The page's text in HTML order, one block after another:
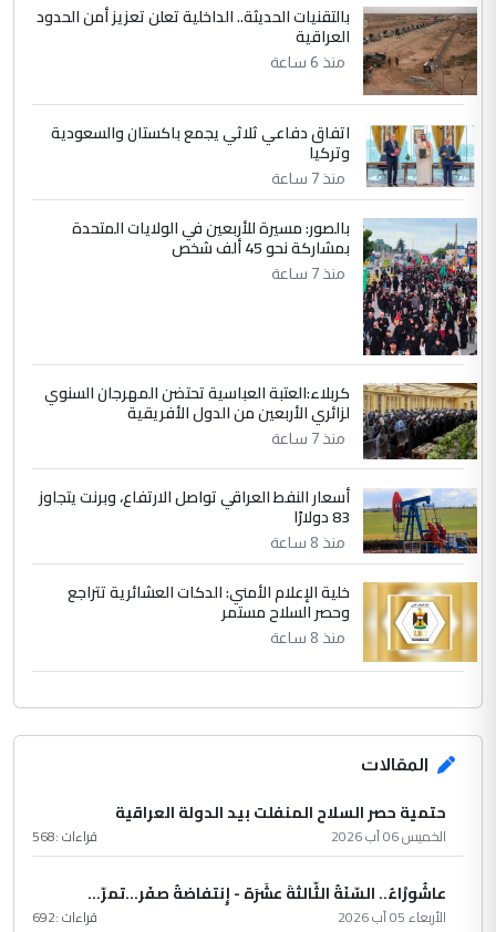
ابا فرات ...
الموضوع :
الجواهري يرد على صدام حسين سل
مضجعيك يابن الزنا (نص كامل)
5 سردار
التعليق : واحد من عصابة علي ماما يسقط
جنسية الرافد الثالث للعراق ومن اصول عريقة
ابا فرات ...
الموضوع :
الجواهري يرد على صدام حسين سل
مضجعيك يابن الزنا (نص كامل)
بالتقنيات الحديثة.. الداخلية تعلن تعزيز أمن الحدود
العراقية
منذ 6 ساعة
اتفاق دفاعي ثلاثي يجمع باكستان والسعودية
وتركيا
منذ 7 ساعة
بالصور: مسيرة للأربعين في الولايات المتحدة
بمشاركة نحو 45 ألف شخص
منذ 7 ساعة
كربلاء:العتبة العباسية تحتضن المهرجان السنوي
لزائري الأربعين من الدول الأفريقية
منذ 7 ساعة
أسعار النفط العراقي تواصل الارتفاع، وبرنت يتجاوز
83 دولارًا
منذ 8 ساعة
خلية الإعلام الأمني: الدكات العشائرية تتراجع
وحصر السلاح مستمر
منذ 8 ساعة
المقالات
حتمية حصر السلاح المنفلت بيد الدولة العراقية
الخميس 06 آب 2026 قراءات :568
عاشُورْاءُ.. السّنَةُ الثّالثةَ عشَرَة - إِنتفاضةُ صفَر…تمرّ...
الأربعاء 05 آب 2026 قراءات :692